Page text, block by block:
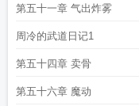
第五十一章 气出炸雾
周冷的武道日记1
第五十四章 卖骨
第五十六章 魔动